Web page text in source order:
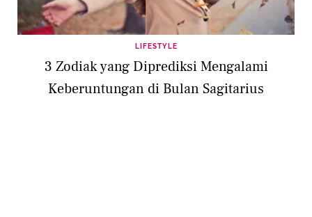
LIFESTYLE
3 Zodiak yang Diprediksi Mengalami
Keberuntungan di Bulan Sagitarius